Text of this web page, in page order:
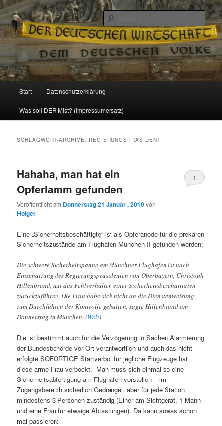
Reizzentrum
Politik, Wirtschaft, Soziales und Gesellschaft
Zum
Inhalt
Zum
sekundären
Start Datenschutzerklärung
Was soll DER Mist? (Impressumersatz)
SCHLAGWORT-ARCHIVE: REGIERUNGSPRÄSIDENT
Hahaha, man hat ein
Opferlamm gefunden
Veröffentlicht am Donnerstag 21 Januar , 2010von
Holger
1
Eine „Sicherheitsbeschäftigte“ ist als Opferanode für die prekären
Sicherheitszustände am Flughafen München II gefunden worden:
Die schwere Sicherheitspanne am Münchner Flughafen ist nach
Einschätzung des Regierungspräsidenten von Oberbayern, Christoph
Hillenbrand, auf das Fehlverhalten einer Sicherheitsbeschäftigten
zurückzuführen. Die Frau habe sich nicht an die Dienstanweisung
zum Durchführen der Kontrolle gehalten, sagte Hillenbrand am
Donnerstag in München. (Welt)
Die ist bestimmt auch für die Verzögerung in Sachen Alarmierung
der Bundesbehörde vor Ort verantwortlich und auch das nicht
erfolgte SOFORTIGE Startverbot für jegliche Flugzeuge hat
diese arme Frau verbockt. Man muss sich einmal so eine
Sicherheitsabfertigung am Flughafen vorstellen – im
Zugangsbereich sicherlich Gedrängel, aber für jede Station
mindestens 3 Personen zuständig (Einer am Sichtgerät, 1 Mann
und eine Frau für etwaige Abtastungen). Da kann sowas schon
mal passieren: